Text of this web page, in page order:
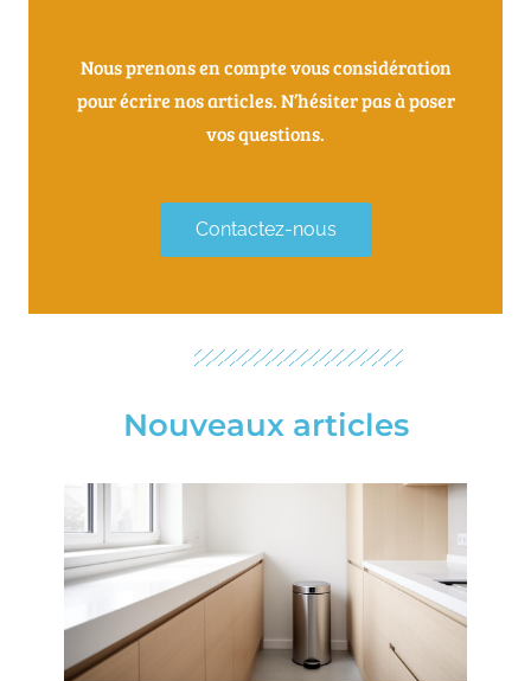
Nous prenons en compte vous considération
pour écrire nos articles. N’hésiter pas à poser
vos questions.
Contactez-nous
Nouveaux articles